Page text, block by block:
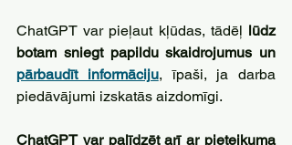
ChatGPT var pieļaut kļūdas, tādēļ lūdz
pārbaudīt informāciju, īpaši, ja darba
piedāvājumi izskatās aizdomīgi.
ChatGPT var palīdzēt arī ar pieteikuma